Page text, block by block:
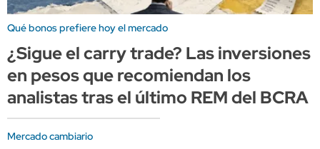
Qué bonos prefiere hoy el mercado
¿Sigue el carry trade? Las inversiones
en pesos que recomiendan los
analistas tras el último REM del BCRA
Mercado cambiario